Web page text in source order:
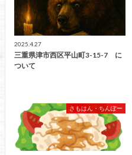
2025.4.27
三重県津市西区平山町3-15-7 に
ついて
さもはん・ちんぽー